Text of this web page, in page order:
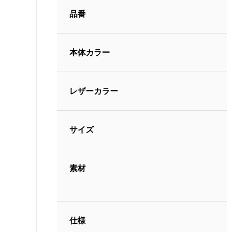
品番
本体カラー
レザーカラー
サイズ
素材
仕様